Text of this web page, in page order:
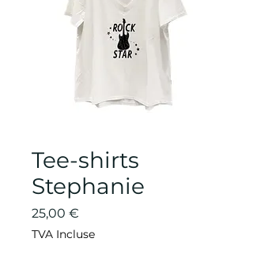
Tee-shirts
Stephanie
25,00 €
TVA Incluse